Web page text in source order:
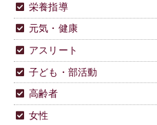
栄養指導
元気・健康
アスリート
子ども・部活動
高齢者
女性